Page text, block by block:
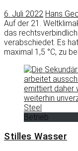
6. Juli 2022 Hans
Auf der 21.
das
verabschiedet. Es
maximal 1,5 °C, zu
Betrieb
Stilles Wasser